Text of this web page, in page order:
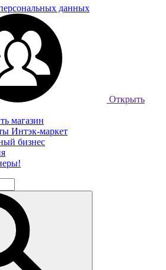
данных
Открыть
магазин
Интэк-маркет
бизнес